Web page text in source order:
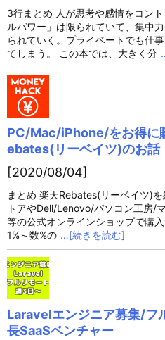
3行まとめ 人が思考や感情をコン
ルパワー」は限られていて、集中
られていく。プライベートでも仕
てしまう。 この本では、大きく分
PC/Mac/iPhone/をお得に
ebates(リーベイツ)のお話
[2020/08/04]
まとめ 楽天Rebates(リーベイツ)
トアやDell/Lenovo/パソコン工房/
等の公式オンラインショップで購
1%～数%の …[続きを読む]
Laravelエンジニア募集/フ
長SaaSベンチャー